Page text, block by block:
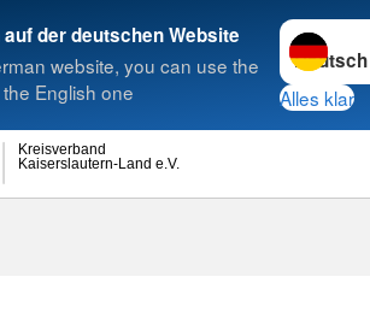
der deutschen Website
website, you can use the
English one
Sprache
Alles klar
Kaiserslautern-Land e.V.
Kreisverband
Suche